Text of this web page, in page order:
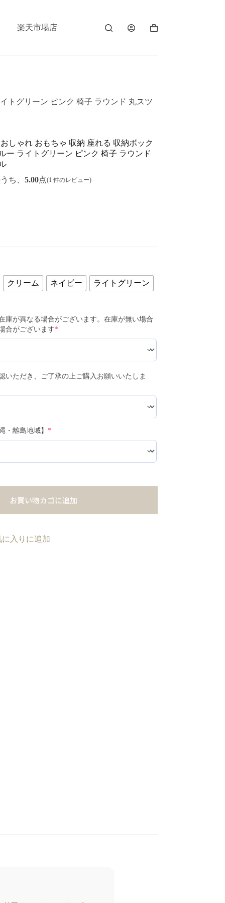
楽天市場店
トグリーン ピンク 椅子 ラウンド 丸スツ
しゃれ おもちゃ 収納 座れる 収納ボック
ー ライトグリーン ピンク 椅子 ラウンド
ち、 5.00点(1 件のレビュー)
クリーム ネイビー ライトグリーン
庫が異なる場合がございます。在庫が無い場合
合がございます*
いただき、ご了承の上ご購入お願いいたしま
・離島地域】 *
お買い物カゴに追加
に入りに追加